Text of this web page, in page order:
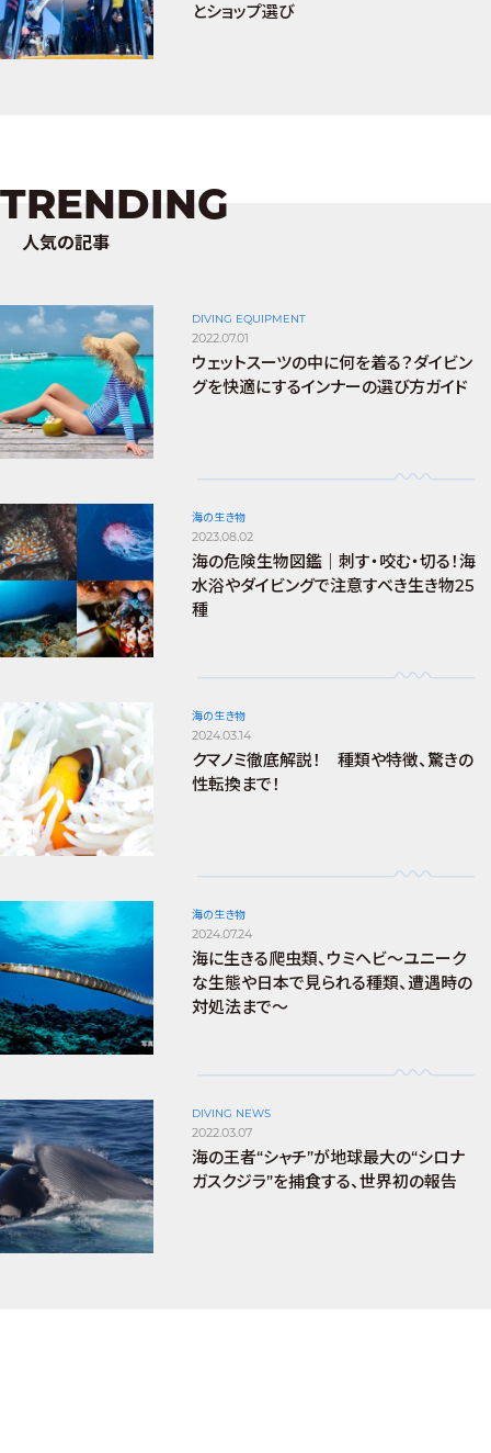
とショップ選び
TRENDING
人気の記事
DIVING EQUIPMENT
2022.07.01
ウェットスーツの中に何を着る？ダイビン
グを快適にするインナーの選び方ガイド
海の生き物
2023.08.02
海の危険生物図鑑｜刺す・咬む・切る！海
水浴やダイビングで注意すべき生き物25
種
海の生き物
2024.03.14
クマノミ徹底解説！ 種類や特徴、驚きの
性転換まで！
海の生き物
2024.07.24
海に生きる爬虫類、ウミヘビ～ユニーク
な生態や日本で見られる種類、遭遇時の
対処法まで～
DIVING NEWS
2022.03.07
海の王者“シャチ”が地球最大の“シロナ
ガスクジラ”を捕食する、世界初の報告